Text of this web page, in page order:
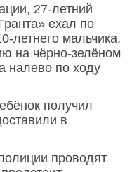
27-летний
ехал по
летнего мальчика,
на чёрно-зелёном
налево по ходу
получил
в
проводят